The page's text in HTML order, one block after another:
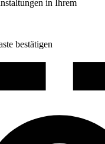
in Ihrem
bestätigen